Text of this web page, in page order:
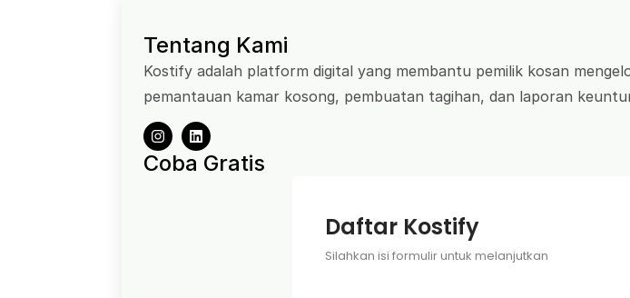
Tentang Kami
Kostify adalah platform digital yang membantu pemilik kosan
pemantauan kamar kosong, pembuatan tagihan, dan laporan
Coba Gratis